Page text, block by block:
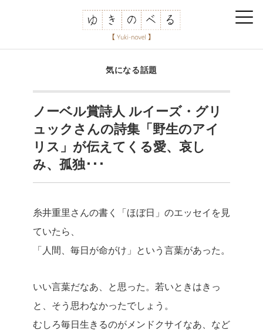
気になる話題
ノーベル賞詩人 ルイーズ・グリ
ュックさんの詩集「野生のアイ
リス」が伝えてくる愛、哀し
み、孤独･･･
糸井重里さんの書く「ほぼ日」のエッセイを見
ていたら、
「人間、毎日が命がけ」という言葉があった。
いい言葉だなあ、と思った。若いときはきっ
と、そう思わなかったでしょう。
むしろ毎日生きるのがメンドクサイなあ、など